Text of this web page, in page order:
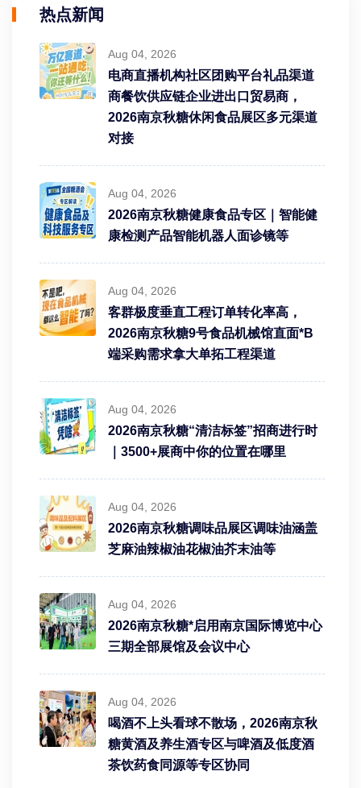
热点新闻
Aug 04, 2026
电商直播机构社区团购平台礼品渠道
商餐饮供应链企业进出口贸易商，
2026南京秋糖休闲食品展区多元渠道
对接
Aug 04, 2026
2026南京秋糖健康食品专区｜智能健
康检测产品智能机器人面诊镜等
Aug 04, 2026
客群极度垂直工程订单转化率高，
2026南京秋糖9号食品机械馆直面*B
端采购需求拿大单拓工程渠道
Aug 04, 2026
2026南京秋糖“清洁标签”招商进行时
｜3500+展商中你的位置在哪里
Aug 04, 2026
2026南京秋糖调味品展区调味油涵盖
芝麻油辣椒油花椒油芥末油等
Aug 04, 2026
2026南京秋糖*启用南京国际博览中心
三期全部展馆及会议中心
Aug 04, 2026
喝酒不上头看球不散场，2026南京秋
糖黄酒及养生酒专区与啤酒及低度酒
茶饮药食同源等专区协同